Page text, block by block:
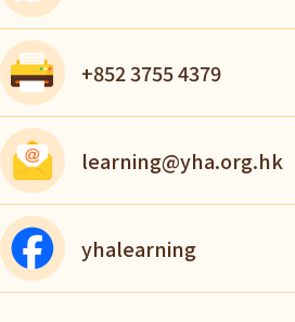
+852 3755 4379
learning@yha.org.hk
yhalearning